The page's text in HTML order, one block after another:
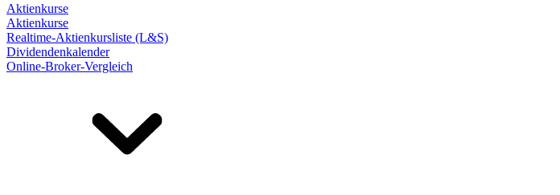
Aktienkurse
Aktienkurse
Realtime-Aktienkursliste (L&S)
Dividendenkalender
Online-Broker-Vergleich